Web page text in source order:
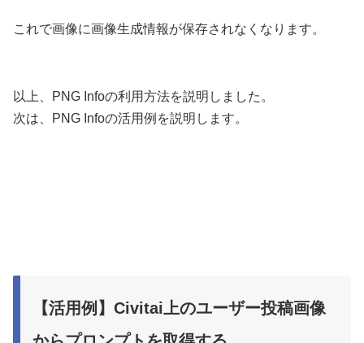
これで画像に画像生成情報が保存されなくなります。
以上、PNG Infoの利用方法を説明しました。
次は、PNG Infoの活用例を説明します。
【活用例】Civitai上のユーザー投稿画像